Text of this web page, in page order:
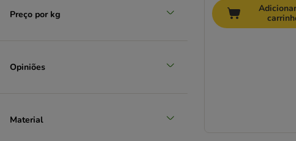
Preço por kg
Opiniões
Material